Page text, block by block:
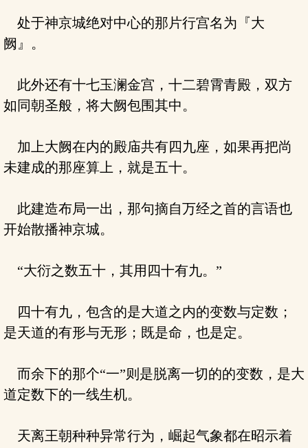
处于神京城绝对中心的那片行宫名为『大
阙』。
此外还有十七玉澜金宫，十二碧霄青殿，双方
如同朝圣般，将大阙包围其中。
加上大阙在内的殿庙共有四九座，如果再把尚
未建成的那座算上，就是五十。
此建造布局一出，那句摘自万经之首的言语也
开始散播神京城。
“大衍之数五十，其用四十有九。”
四十有九，包含的是大道之内的变数与定数；
是天道的有形与无形；既是命，也是定。
而余下的那个“一”则是脱离一切的的变数，是大
道定数下的一线生机。
天离王朝种种异常行为，崛起气象都在昭示着